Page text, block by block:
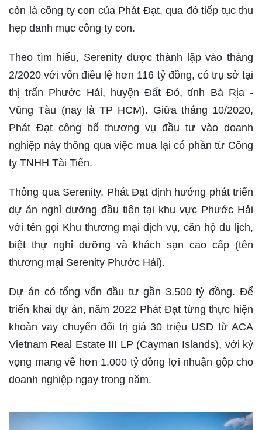
còn là công ty con của Phát Đạt, qua đó tiếp tục thu
hẹp danh mục công ty con.
Theo tìm hiểu, Serenity được thành lập vào tháng
2/2020 với vốn điều lệ hơn 116 tỷ đồng, có trụ sở tại
thị trấn Phước Hải, huyện Đất Đỏ, tỉnh Bà Rịa -
Vũng Tàu (nay là TP HCM). Giữa tháng 10/2020,
Phát Đạt công bố thương vụ đầu tư vào doanh
nghiệp này thông qua việc mua lại cổ phần từ Công
ty TNHH Tài Tiến.
Thông qua Serenity, Phát Đạt định hướng phát triển
dự án nghỉ dưỡng đầu tiên tại khu vực Phước Hải
với tên gọi Khu thương mại dịch vụ, căn hộ du lịch,
biệt thự nghỉ dưỡng và khách sạn cao cấp (tên
thương mại Serenity Phước Hải).
Dự án có tổng vốn đầu tư gần 3.500 tỷ đồng. Để
triển khai dự án, năm 2022 Phát Đạt từng thực hiện
khoản vay chuyển đổi trị giá 30 triệu USD từ ACA
Vietnam Real Estate III LP (Cayman Islands), với kỳ
vọng mang về hơn 1.000 tỷ đồng lợi nhuận gộp cho
doanh nghiệp ngay trong năm.